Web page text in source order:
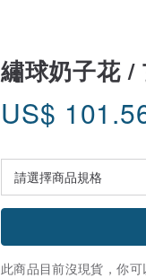
繡球奶子花 /
US$
此商品目前沒現貨，你